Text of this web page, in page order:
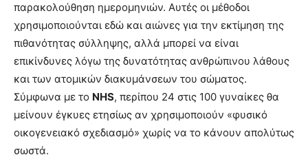
παρακολούθηση ημερομηνιών. Αυτές οι μέθοδοι
χρησιμοποιούνται εδώ και αιώνες για την εκτίμηση της
πιθανότητας σύλληψης, αλλά μπορεί να είναι
επικίνδυνες λόγω της δυνατότητας ανθρώπινου λάθους
και των ατομικών διακυμάνσεων του σώματος.
Σύμφωνα με το NHS, περίπου 24 στις 100 γυναίκες θα
μείνουν έγκυες ετησίως αν χρησιμοποιούν «φυσικό
οικογενειακό σχεδιασμό» χωρίς να το κάνουν απολύτως
σωστά.